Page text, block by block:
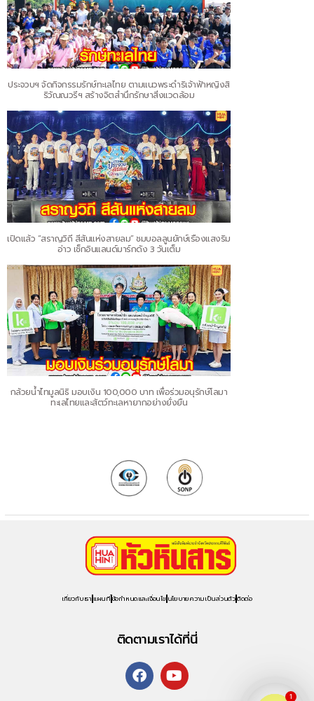
ประจวบฯ จัดกิจกรรมรักษ์ทะเลไทย ตามแนวพระดำริเจ้าฟ้าหญิงสิ
ริวัณณวรีฯ สร้างจิตสำนึกรักษาสิ่งแวดล้อม
เปิดแล้ว “สราญวิถี สีสันแห่งสายลม” ชมบอลลูนยักษ์เรืองแสงริม
อ่าว เช็กอินแลนด์มาร์กดัง 3 วันเต็ม
กล้วยน้ำไทมูลนิธิ มอบเงิน 100,000 บาท เพื่อร่วมอนุรักษ์โลมา
ทะเลไทยและสัตว์ทะเลหายากอย่างยั่งยืน
เกี่ยวกับเรา แผนที่ ข้อกำหนดและเงื่อนไข นโยบายความเป็นส่วนตัวติดต่อ
ติดตามเราได้ที่นี่
1